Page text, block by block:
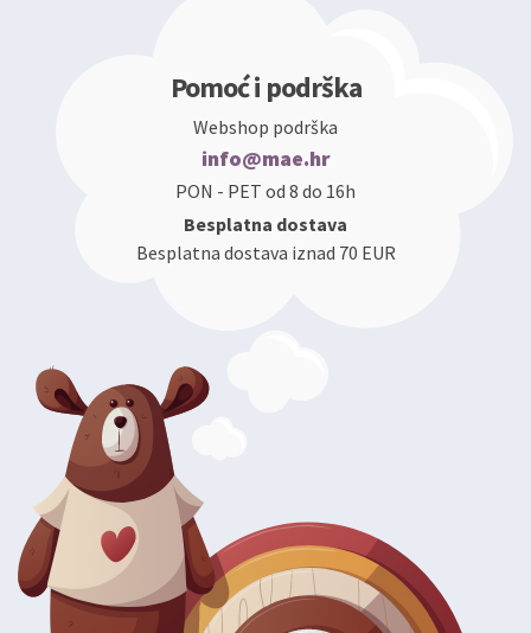
Pomoć i podrška
Webshop podrška
info@mae.hr
PON - PET od 8 do 16h
Besplatna dostava
Besplatna dostava iznad 70 EUR